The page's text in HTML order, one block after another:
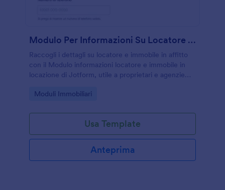
Modulo Per Informazioni Su Locatore E Immobile In Affitto
Raccogli i dettagli su locatore e immobile in affitto
con il Modulo informazioni locatore e immobile in
locazione di Jotform, utile a proprietari e agenzie
del modulo online.
Go to Category:
Moduli Immobiliari
Usa Template
Anteprima